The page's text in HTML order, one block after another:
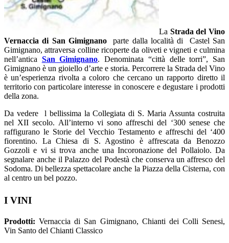
La Strada del Vino
Vernaccia di San Gimignano
parte dalla località di Castel San
Gimignano, attraversa colline ricoperte da oliveti e vigneti e culmina
nell’antica San Gimignano. Denominata “città delle torri”, San
Gimignano è un gioiello d’arte e storia. Percorrere la Strada del Vino
è un’esperienza rivolta a coloro che cercano un rapporto diretto il
territorio con particolare interesse in conoscere e degustare i prodotti
della zona.
Da vedere l bellissima la Collegiata di S. Maria Assunta costruita
nel XII secolo. All’interno vi sono affreschi del ‘300 senese che
raffigurano le Storie del Vecchio Testamento e affreschi del ‘400
fiorentino. La Chiesa di S. Agostino è affrescata da Benozzo
Gozzoli e vi si trova anche una Incoronazione del Pollaiolo. Da
segnalare anche il Palazzo del Podestà che conserva un affresco del
Sodoma. Di bellezza spettacolare anche la Piazza della Cisterna, con
al centro un bel pozzo.
I VINI
Prodotti:Vernaccia di San Gimignano, Chianti dei Colli Senesi,
Vin Santo del Chianti Classico